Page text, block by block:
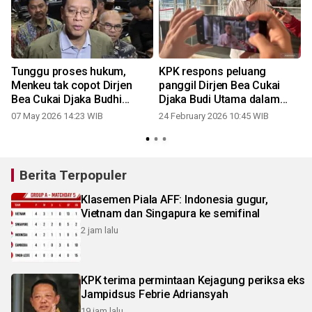
Tunggu proses hukum,
Menkeu tak copot Dirjen
Bea Cukai Djaka Budhi
Utama
07 May 2026 14:23 WIB
KPK respons peluang
panggil Dirjen Bea Cukai
Djaka Budi Utama dalam
kasus dugaan suap
24 February 2026 10:45 WIB
Berita Terpopuler
Klasemen Piala AFF: Indonesia gugur,
Vietnam dan Singapura ke semifinal
2 jam lalu
KPK terima permintaan Kejagung periksa eks
Jampidsus Febrie Adriansyah